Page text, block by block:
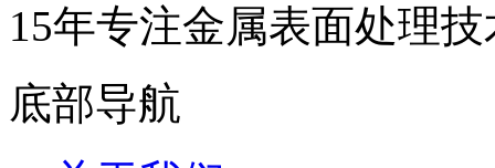
15年专注金属表面处理技
底部导航